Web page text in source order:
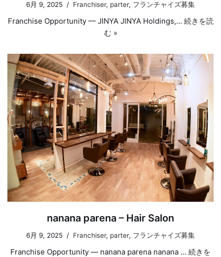
6月 9, 2025 Franchiser, parter, フランチャイズ募集
Franchise Opportunity — JINYA JINYA Holdings,… 続きを読
む »
nanana parena – Hair Salon
6月 9, 2025 Franchiser, parter, フランチャイズ募集
Franchise Opportunity — nanana parena nanana … 続きを